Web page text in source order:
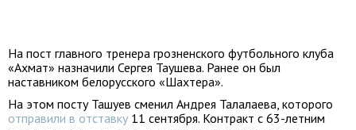
На пост главного тренера грозненского футбольного клуба
«Ахмат» назначили Сергея Таушева. Ранее он был
наставником белорусского «Шахтера».
На этом посту Ташуев сменил Андрея Талалаева, которого
отправили в отставку 11 сентября. Контракт с 63-летним